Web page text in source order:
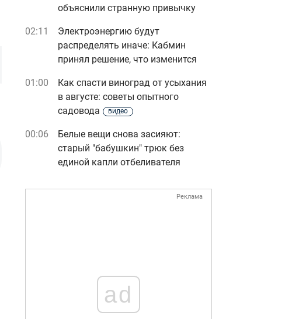
объяснили странную привычку
02:11
Электроэнергию будут
распределять иначе: Кабмин
принял решение, что изменится
01:00
Как спасти виноград от усыхания
в августе: советы опытного
садовода
видео
00:06
Белые вещи снова засияют:
старый "бабушкин" трюк без
единой капли отбеливателя
Реклама
ad